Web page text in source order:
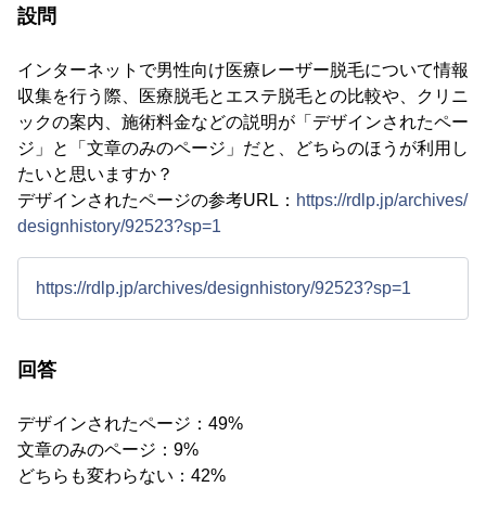
設問
インターネットで男性向け医療レーザー脱毛について情報
収集を行う際、医療脱毛とエステ脱毛との比較や、クリニ
ックの案内、施術料金などの説明が「デザインされたペー
ジ」と「文章のみのページ」だと、どちらのほうが利用し
たいと思いますか？
デザインされたページの参考URL： https://rdlp.jp/archives/
designhistory/92523?sp=1
https://rdlp.jp/archives/designhistory/92523?sp=1
回答
デザインされたページ：49%
文章のみのページ：9%
どちらも変わらない：42%